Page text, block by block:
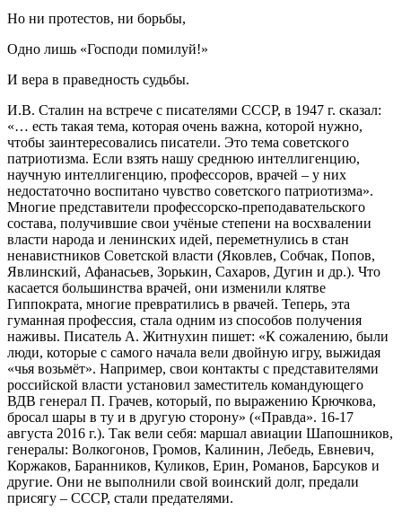
Но ни протестов, ни борьбы,
Одно лишь «Господи помилуй!»
И вера в праведность судьбы.
И.В. Сталин на встрече с писателями СССР, в 1947 г. сказал:
«… есть такая тема, которая очень важна, которой нужно,
чтобы заинтересовались писатели. Это тема советского
патриотизма. Если взять нашу среднюю интеллигенцию,
научную интеллигенцию, профессоров, врачей – у них
недостаточно воспитано чувство советского патриотизма».
Многие представители профессорско-преподавательского
состава, получившие свои учёные степени на восхвалении
власти народа и ленинских идей, переметнулись в стан
ненавистников Советской власти (Яковлев, Собчак, Попов,
Явлинский, Афанасьев, Зорькин, Сахаров, Дугин и др.). Что
касается большинства врачей, они изменили клятве
Гиппократа, многие превратились в рвачей. Теперь, эта
гуманная профессия, стала одним из способов получения
наживы. Писатель А. Житнухин пишет: «К сожалению, были
люди, которые с самого начала вели двойную игру, выжидая
«чья возьмёт». Например, свои контакты с представителями
российской власти установил заместитель командующего
ВДВ генерал П. Грачев, который, по выражению Крючкова,
бросал шары в ту и в другую сторону» («Правда». 16-17
августа 2016 г.). Так вели себя: маршал авиации Шапошников,
генералы: Волкогонов, Громов, Калинин, Лебедь, Евневич,
Коржаков, Баранников, Куликов, Ерин, Романов, Барсуков и
другие. Они не выполнили свой воинский долг, предали
присягу – СССР, стали предателями.